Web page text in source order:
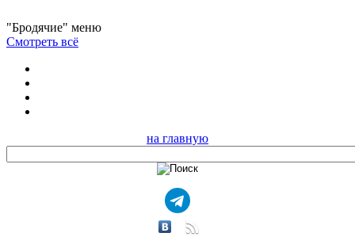
"Бродячие" меню
Смотреть всё
на главную